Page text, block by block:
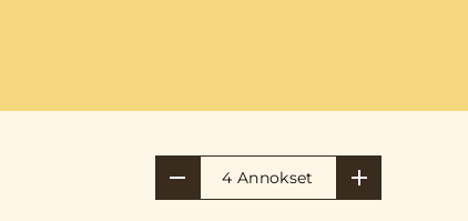
4 Annokset